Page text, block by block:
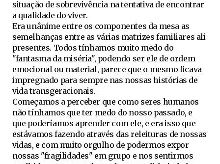
situação de sobrevivência na tentativa de encontrar
a qualidade do viver.
Era unânime entre os componentes da mesa as
semelhanças entre as várias matrizes familiares ali
presentes. Todos tínhamos muito medo do
"fantasma da miséria", podendo ser ele de ordem
emocional ou material, parece que o mesmo ficava
impregnado para sempre nas nossas histórias de
vida transgeracionais.
Começamos a perceber que como seres humanos
não tínhamos que ter medo do nosso passado, e
que poderíamos aprender com ele, e era isso que
estávamos fazendo através das releituras de nossas
vidas, e com muito orgulho de podermos expor
nossas "fragilidades" em grupo e nos sentirmos